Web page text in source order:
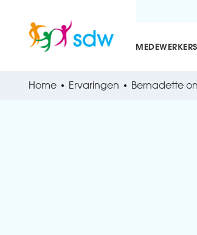
MEDEWERKERS
Home Ervaringen Bernadette